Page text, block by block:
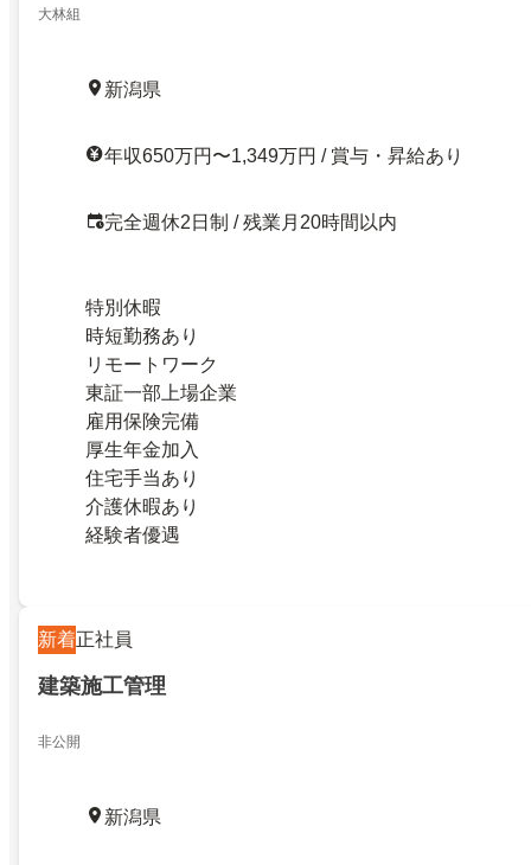
大林組
新潟県
年収650万円〜1,349万円 / 賞与・昇給あり
完全週休2日制 / 残業月20時間以内
特別休暇
時短勤務あり
リモートワーク
東証一部上場企業
雇用保険完備
厚生年金加入
住宅手当あり
介護休暇あり
経験者優遇
新着正社員
建築施工管理
非公開
新潟県